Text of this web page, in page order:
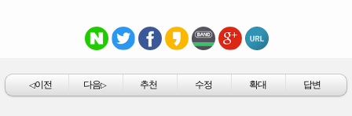
◁이전 다음▷ 추천 수정 확대 답변